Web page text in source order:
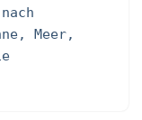
Meer,